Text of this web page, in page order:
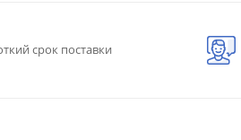
срок поставки